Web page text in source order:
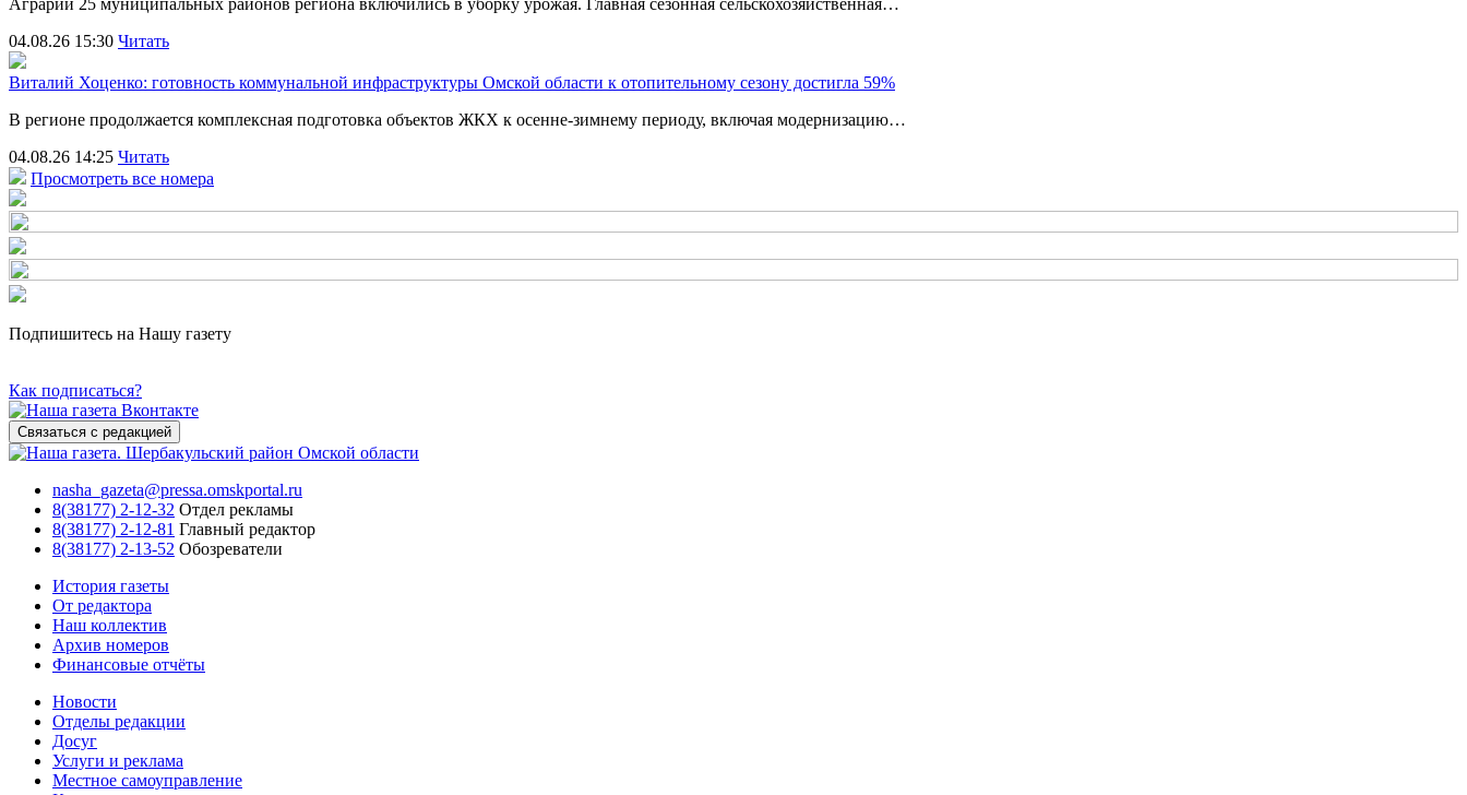
04.08.26 15:30 Читать
Виталий Хоценко: готовность коммунальной инфраструктуры Омской области к отопительному сезону достигла 59%
В регионе продолжается комплексная подготовка объектов ЖКХ к осенне-зимнему периоду, включая модернизацию…
04.08.26 14:25 Читать
Просмотреть все номера
Подпишитесь на Нашу газету
Как подписаться?
Связаться с редакцией
nasha_gazeta@pressa.omskportal.ru
8(38177) 2-12-32 Отдел рекламы
8(38177) 2-12-81 Главный редактор
8(38177) 2-13-52 Обозреватели
История газеты
От редактора
Наш коллектив
Архив номеров
Финансовые отчёты
Новости
Отделы редакции
Досуг
Услуги и реклама
Местное самоуправление